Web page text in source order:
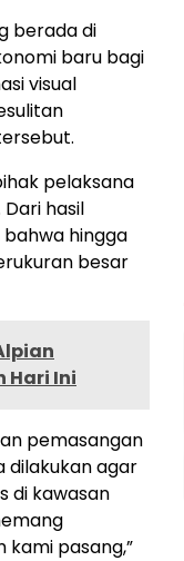
berada di
baru bagi
visual
pelaksana
hasil
hingga
besar
Hari Ini
pemasangan
dilakukan agar
di kawasan
pasang,”